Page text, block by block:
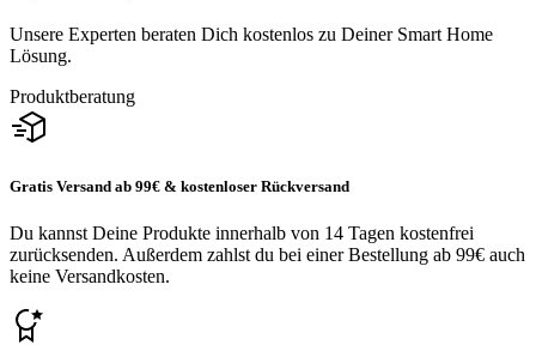
Unsere Experten beraten Dich kostenlos zu Deiner Smart Home
Lösung.
Produktberatung
Gratis Versand ab 99€ & kostenloser Rückversand
Du kannst Deine Produkte innerhalb von 14 Tagen kostenfrei
zurücksenden. Außerdem zahlst du bei einer Bestellung ab 99€ auch
keine Versandkosten.